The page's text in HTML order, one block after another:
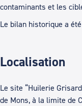
contaminants et les
Le bilan historique a
Localisation
Le site “Huilerie
de Mons, à la limite de